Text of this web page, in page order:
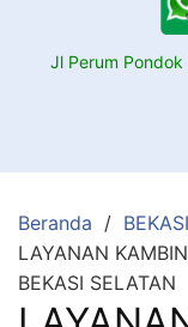
Jl Perum
Beranda
LAYANAN
BEKASI SELATAN